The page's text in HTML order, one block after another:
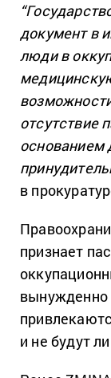
документ в
люди в
отсутствие
основанием
в
признает
вынужденно
и не будут